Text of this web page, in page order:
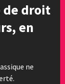
de droit
en
ne